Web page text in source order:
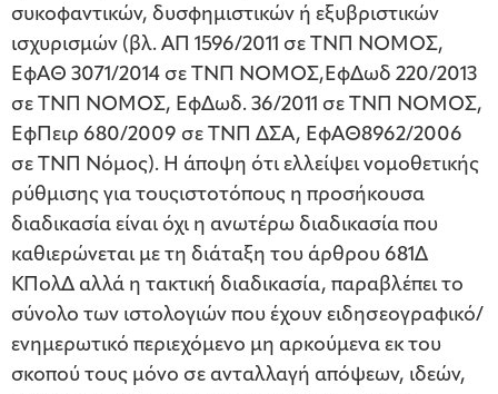
συκοφαντικών, δυσφημιστικών ή εξυβριστικών
ισχυρισμών (βλ. ΑΠ 1596/2011 σε ΤΝΠ ΝΟΜΟΣ,
ΕφΑΘ 3071/2014 σε ΤΝΠ ΝΟΜΟΣ,ΕφΔωδ 220/2013
σε ΤΝΠ ΝΟΜΟΣ, ΕφΔωδ. 36/2011 σε ΤΝΠ ΝΟΜΟΣ,
ΕφΠειρ 680/2009 σε ΤΝΠ ΔΣΑ, ΕφΑΘ8962/2006
σε ΤΝΠ Νόμος). Η άποψη ότι ελλείψει νομοθετικής
ρύθμισης για τουςιστοτόπους η προσήκουσα
διαδικασία είναι όχι η ανωτέρω διαδικασία που
καθιερώνεται με τη διάταξη του άρθρου 681Δ
ΚΠολΔ αλλά η τακτική διαδικασία, παραβλέπει το
σύνολο των ιστολογιών που έχουν ειδησεογραφικό/
ενημερωτικό περιεχόμενο μη αρκούμενα εκ του
σκοπού τους μόνο σε ανταλλαγή απόψεων, ιδεών,